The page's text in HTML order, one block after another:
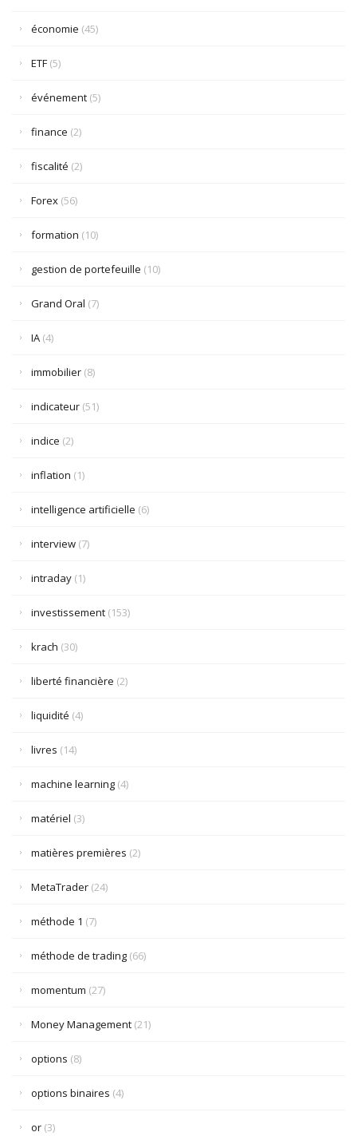
économie (45)
ETF (5)
événement (5)
finance (2)
fiscalité (2)
Forex (56)
formation (10)
gestion de portefeuille (10)
Grand Oral (7)
IA (4)
immobilier (8)
indicateur (51)
indice (2)
inflation (1)
intelligence artificielle (6)
interview (7)
intraday (1)
investissement (153)
krach (30)
liberté financière (2)
liquidité (4)
livres (14)
machine learning (4)
matériel (3)
matières premières (2)
MetaTrader (24)
méthode 1 (7)
méthode de trading (66)
momentum (27)
Money Management (21)
options (8)
options binaires (4)
or (3)